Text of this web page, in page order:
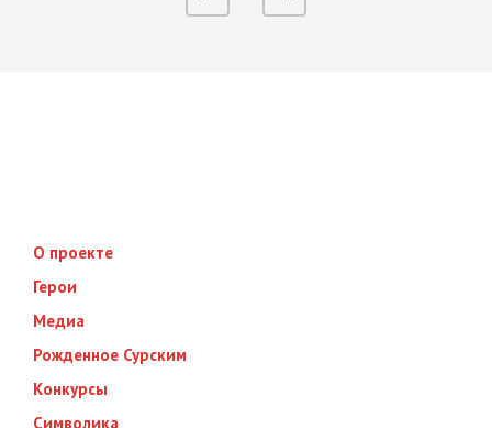
О проекте
Герои
Медиа
Рожденное Сурским
Конкурсы
Символика